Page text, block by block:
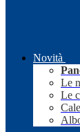
Novità
Le
Le